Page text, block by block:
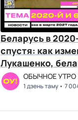
Беларусь в
спустя: как
Лукашенко,
Чалый, Козлов
ОБЫЧНОЕ УТРО
1 дзень таму 7